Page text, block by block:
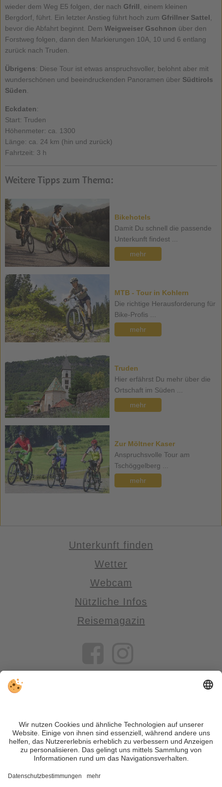
wieder dem Weg E5 folgen, der nach Gfrill , einem kleinen
Bergdorf, führt. Ein letzter Anstieg führt hoch zum Gfrillner Sattel
bevor die Abfahrt beginnt. Dem Weigweiser Gschnon über den
Forstweg folgen, dann den Markierungen 10A, 10 und 6 entlang
zurück nach Truden.
Übrigens: Diese Tour ist etwas anspruchsvoller, belohnt aber mit
wunderschönen und beeindruckenden Panoramen über Südtirols
Süden
Eckdaten:
Start: Truden
Höhenmeter: ca. 1300
Länge: ca. 24 km (hin und zurück)
Fahrtzeit: 3 h
Weitere Tipps zum Thema:
Bikehotels
Damit Du schnell die passende
Unterkunft findest ...
mehr
MTB - Tour in Kohlern
Die richtige Herausforderung für
Bike-Profis ...
mehr
Truden
Hier erfährst Du mehr über die
Ortschaft im Süden ...
mehr
Zur Möltner Kaser
Anspruchsvolle Tour am
Tschöggelberg ...
mehr
Unterkunft finden
Wetter
Webcam
Nützliche Infos
Reisemagazin
VIVOSüdtirol ist das Reiseportal für alle, die Südtirol nicht nur
besuchen, sondern wirklich erleben wollen – inklusive Tipps,
tollen Unterkünften und Angeboten.
Trotz genauer Arbeit und ständigem Aktualisieren der Inhalte,